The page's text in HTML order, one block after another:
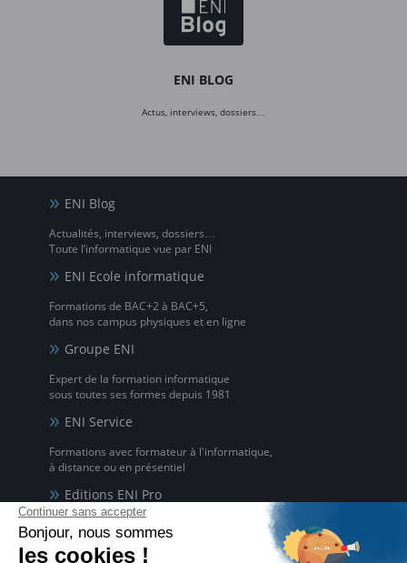
ENI BLOG
Actus, interviews, dossiers…
ENI Blog
Actualités, interviews, dossiers…
Toute l’informatique vue par ENI
ENI Ecole informatique
Formations de BAC+2 à BAC+5,
dans nos campus physiques et en ligne
Groupe ENI
Expert de la formation informatique
sous toutes ses formes depuis 1981
ENI Service
Formations avec formateur à l'informatique,
à distance ou en présentiel
Editions ENI Pro
pour les organismes de formation